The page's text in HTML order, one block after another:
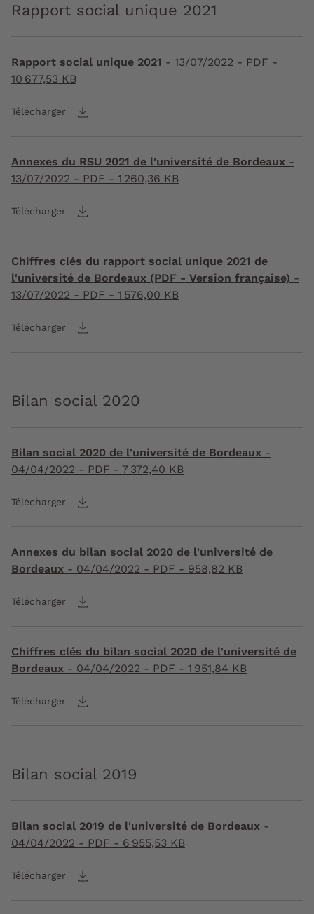
Rapport social unique 2021
Rapport social unique 2021 - 13/07/2022 - PDF -
10 677,53 KB
Télécharger
Annexes du RSU 2021 de l'université de Bordeaux -
13/07/2022 - PDF - 1 260,36 KB
Télécharger
Chiffres clés du rapport social unique 2021 de
l'université de Bordeaux (PDF - Version française) -
13/07/2022 - PDF - 1 576,00 KB
Télécharger
Bilan social 2020
Bilan social 2020 de l'université de Bordeaux -
04/04/2022 - PDF - 7 372,40 KB
Télécharger
Annexes du bilan social 2020 de l'université de
Bordeaux - 04/04/2022 - PDF - 958,82 KB
Télécharger
Chiffres clés du bilan social 2020 de l'université de
Bordeaux - 04/04/2022 - PDF - 1 951,84 KB
Télécharger
Bilan social 2019
Bilan social 2019 de l'université de Bordeaux -
04/04/2022 - PDF - 6 955,53 KB
Télécharger